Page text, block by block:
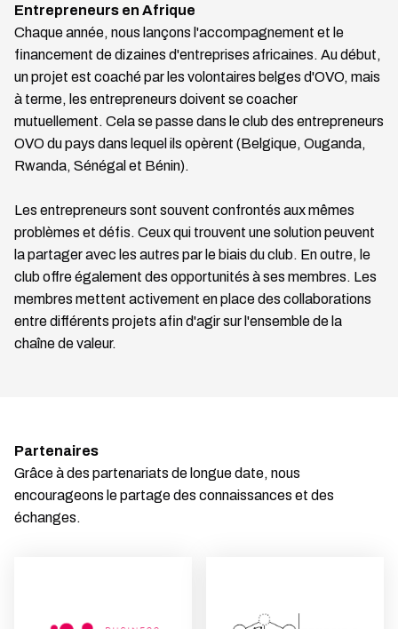
Entrepreneurs en Afrique
Chaque année, nous lançons l'accompagnement et le
financement de dizaines d'entreprises africaines. Au début,
un projet est coaché par les volontaires belges d'OVO, mais
à terme, les entrepreneurs doivent se coacher
mutuellement. Cela se passe dans le club des entrepreneurs
OVO du pays dans lequel ils opèrent (Belgique, Ouganda,
Rwanda, Sénégal et Bénin).
Les entrepreneurs sont souvent confrontés aux mêmes
problèmes et défis. Ceux qui trouvent une solution peuvent
la partager avec les autres par le biais du club. En outre, le
club offre également des opportunités à ses membres. Les
membres mettent activement en place des collaborations
entre différents projets afin d'agir sur l'ensemble de la
chaîne de valeur.
Partenaires
Grâce à des partenariats de longue date, nous
encourageons le partage des connaissances et des
échanges.